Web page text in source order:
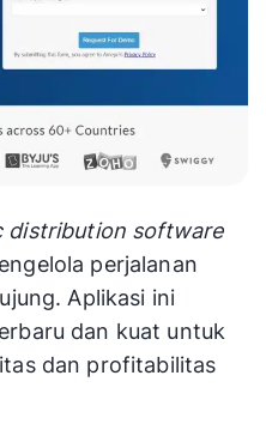
distribution software
perjalanan
Aplikasi ini
dan kuat untuk
dan profitabilitas